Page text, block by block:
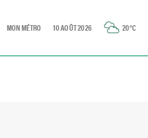
MON MÉTRO 10 AOÛT 2026 20°C